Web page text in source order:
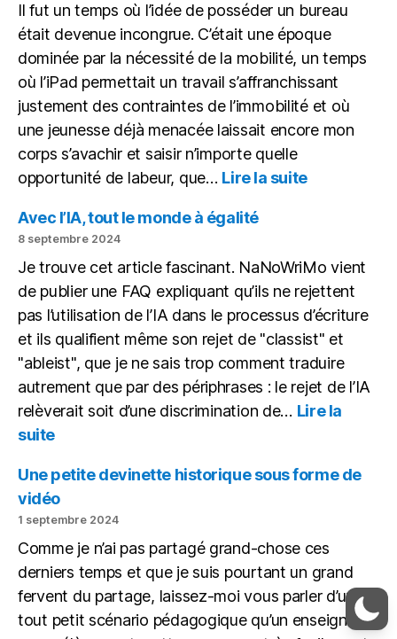
chatGPT
Il fut un temps où l’idée de posséder un bureau
était devenue incongrue. C’était une époque
dominée par la nécessité de la mobilité, un temps
où l’iPad permettait un travail s’affranchissant
justement des contraintes de l’immobilité et où
une jeunesse déjà menacée laissait encore mon
corps s’avachir et saisir n’importe quelle
opportunité de labeur, que… Lire la suite:
Avec l’IA, tout le monde à égalité
8 septembre 2024
Je trouve cet article fascinant. NaNoWriMo vient
de publier une FAQ expliquant qu’ils ne rejettent
pas l’utilisation de l’IA dans le processus d’écriture
et ils qualifient même son rejet de "classist" et
"ableist", que je ne sais trop comment traduire
autrement que par des périphrases : le rejet de l’IA
relèverait soit d’une discrimination de… Lire la
suite:
l’IA,
tout
le
monde
à
égalité
Une petite devinette historique sous forme de
vidéo
1 septembre 2024
Comme je n’ai pas partagé grand-chose ces
derniers temps et que je suis pourtant un grand
fervent du partage, laissez-moi vous parler d’un
tout petit scénario pédagogique qu’un enseignant